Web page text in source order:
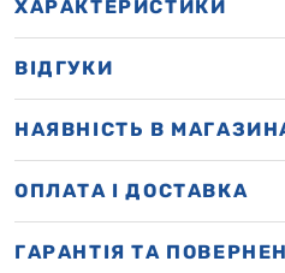
ХАРАКТЕРИСТИКИ
ВІДГУКИ
НАЯВНІСТЬ В
OПЛАТА І ДОСТАВКА
ГАРАНТІЯ ТА